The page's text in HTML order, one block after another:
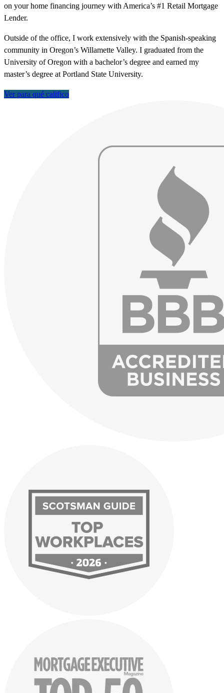
on your home financing journey with America’s #1 Retail Mortgage
Lender.
Outside of the office, I work extensively with the Spanish-speaking
community in Oregon’s Willamette Valley. I graduated from the
University of Oregon with a bachelor’s degree and earned my
master’s degree at Portland State University.
Ver para qué califico